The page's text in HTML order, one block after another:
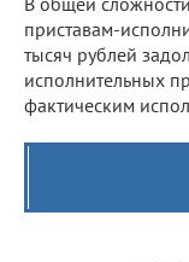
приставам-
тысяч рублей
исполнительных
фактическим